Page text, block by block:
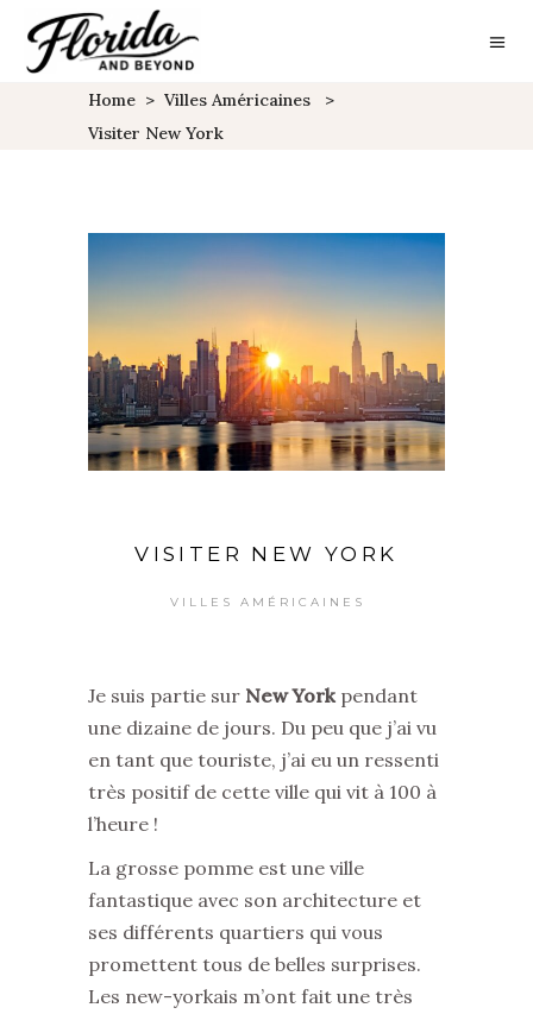
Home > Villes Américaines
>
Visiter New York
VISITER NEW YORK
VILLES AMÉRICAINES
Je suis partie sur New York pendant
une dizaine de jours. Du peu que j’ai vu
en tant que touriste, j’ai eu un ressenti
très positif de cette ville qui vit à 100 à
l’heure !
La grosse pomme est une ville
fantastique avec son architecture et
ses différents quartiers qui vous
promettent tous de belles surprises.
Les new-yorkais m’ont fait une très